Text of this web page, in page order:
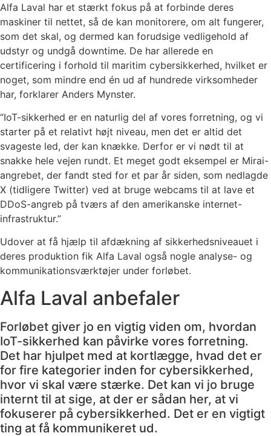
Alfa Laval har et stærkt fokus på at forbinde deres
maskiner til nettet, så de kan monitorere, om alt fungerer,
som det skal, og dermed kan forudsige vedligehold af
udstyr og undgå downtime. De har allerede en
certificering i forhold til maritim cybersikkerhed, hvilket er
noget, som mindre end én ud af hundrede virksomheder
har, forklarer Anders Mynster.
“IoT-sikkerhed er en naturlig del af vores forretning, og vi
starter på et relativt højt niveau, men det er altid det
svageste led, der kan knække. Derfor er vi nødt til at
snakke hele vejen rundt. Et meget godt eksempel er Mirai-
angrebet, der fandt sted for et par år siden, som nedlagde
X (tidligere Twitter) ved at bruge webcams til at lave et
DDoS-angreb på tværs af den amerikanske internet-
infrastruktur.”
Udover at få hjælp til afdækning af sikkerhedsniveauet i
deres produktion fik Alfa Laval også nogle analyse- og
kommunikationsværktøjer under forløbet.
Alfa Laval anbefaler
Forløbet giver jo en vigtig viden om, hvordan
IoT-sikkerhed kan påvirke vores forretning.
Det har hjulpet med at kortlægge, hvad det er
for fire kategorier inden for cybersikkerhed,
hvor vi skal være stærke. Det kan vi jo bruge
internt til at sige, at der er sådan her, at vi
fokuserer på cybersikkerhed. Det er en vigtigt
ting at få kommunikeret ud.